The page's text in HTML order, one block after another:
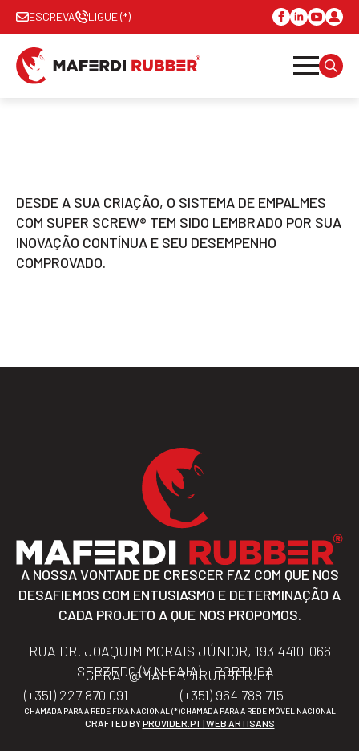
ESCREVA LIGUE (*)
DESDE A SUA CRIAÇÃO, O SISTEMA DE EMPALMES
COM SUPER SCREW® TEM SIDO LEMBRADO POR SUA
INOVAÇÃO CONTÍNUA E SEU DESEMPENHO
COMPROVADO.
A NOSSA VONTADE DE CRESCER FAZ COM QUE NOS
DESAFIEMOS COM ENTUSIASMO E DETERMINAÇÃO A
CADA PROJETO A QUE NOS PROPOMOS.
RUA DR. JOAQUIM MORAIS JÚNIOR, 193 4410-066
SERZEDO (V.N.GAIA) – PORTUGAL
GERAL@MAFERDIRUBBER.PT
(+351) 227 870 091
CHAMADA PARA A REDE FIXA NACIONAL (*)
(+351) 964 788 715
CHAMADA PARA A REDE MÓVEL NACIONAL
CRAFTED BYPROVIDER.PT | WEB ARTISANS